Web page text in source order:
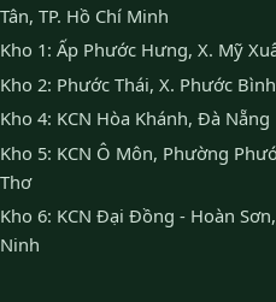
Tân, TP. Hồ Chí Minh
Kho 1: Ấp Phước Hưng, X. Mỹ
Kho 2: Phước Thái, X. Phước
Kho 4: KCN Hòa Khánh, Đà Nẵng
Kho 5: KCN Ô Môn, Phường
Thơ
Kho 6: KCN Đại Đồng - Hoàn
Ninh